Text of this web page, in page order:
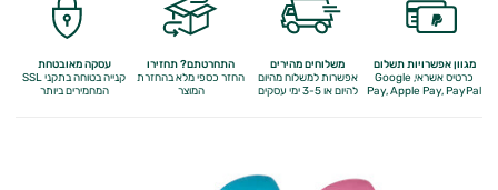
מגוון אפשרויות תשלום
כרטיס אשראי, Google
Pay,Apple Pay, PayPal
משלוחים מהירים
אפשרות למשלוח מהיום
להיום או 3-5 ימי עסקים
התחרטתם? תחזירו
החזר כספי מלאבהחזרת
המוצר
עסקה מאובטחת
קנייה בטוחה בתקני SSL
המחמירים ביותר